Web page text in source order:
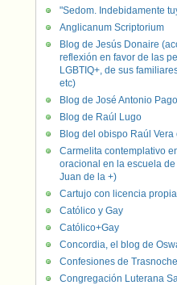
"Sedom. Indebidamente
Anglicanum Scriptorium
Blog de Jesús Donaire
reflexión en favor de las
LGBTIQ+, de sus
etc)
Blog de José Antonio
Blog de Raúl Lugo
Blog del obispo Raúl
Carmelita contemplativo
oracional en la escuela de
Juan de la +)
Cartujo con licencia propia
Católico y Gay
Católico+Gay
Concordia, el blog de
Confesiones de Trasnoche
Congregación Luterana